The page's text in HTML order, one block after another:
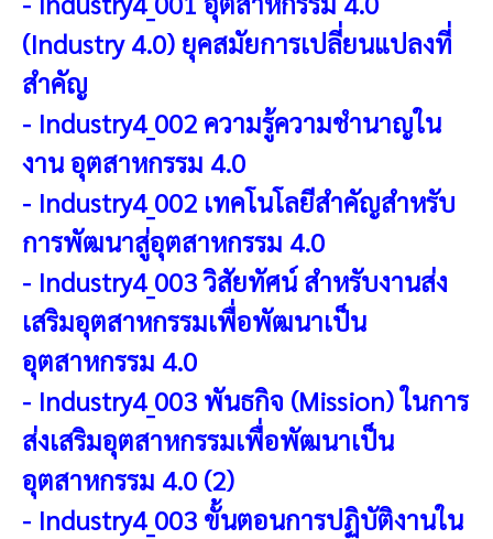
(Industry 4.0) ยุคสมัยการเปลี่ยนแปลงที่
สำคัญ
- Industry4_002 ความรู้ความชำนาญใน
งาน อุตสาหกรรม 4.0
- Industry4_002 เทคโนโลยีสำคัญสำหรับ
การพัฒนาสู่อุตสาหกรรม 4.0
- Industry4_003 วิสัยทัศน์ สำหรับงานส่ง
เสริมอุตสาหกรรมเพื่อพัฒนาเป็น
อุตสาหกรรม 4.0
- Industry4_003 พันธกิจ (Mission) ในการ
ส่งเสริมอุตสาหกรรมเพื่อพัฒนาเป็น
อุตสาหกรรม 4.0 (2)
- Industry4_003 ขั้นตอนการปฏิบัติงานใน